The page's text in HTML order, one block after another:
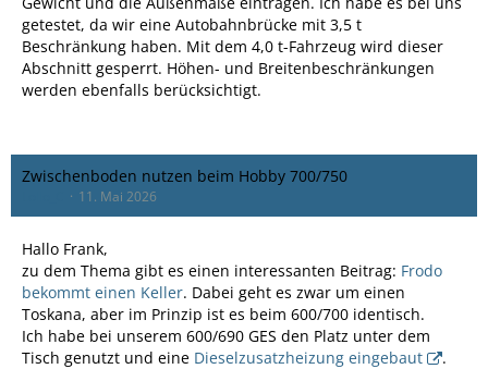
getestet, da wir eine Autobahnbrücke mit 3,5 t
Beschränkung haben. Mit dem 4,0 t-Fahrzeug wird dieser
Abschnitt gesperrt. Höhen- und Breitenbeschränkungen
werden ebenfalls berücksichtigt.
Zwischenboden nutzen beim Hobby 700/750
11. Mai 2026
Hallo Frank,
zu dem Thema gibt es einen interessanten Beitrag: Frodo
bekommt einen Keller. Dabei geht es zwar um einen
Toskana, aber im Prinzip ist es beim 600/700 identisch.
Ich habe bei unserem 600/690 GES den Platz unter dem
Tisch genutzt und eine Dieselzusatzheizung eingebaut .